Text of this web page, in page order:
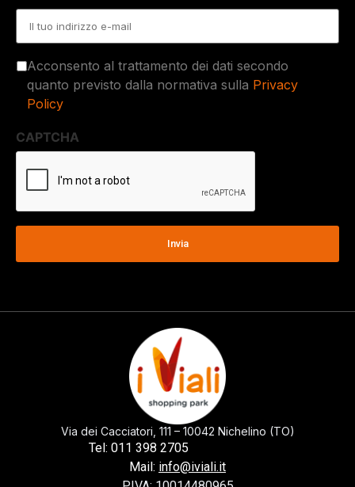
Acconsento al trattamento dei dati secondo
quanto previsto dalla normativa sulla Privacy
Policy
CAPTCHA
Via dei Cacciatori, 111 – 10042 Nichelino (TO)
Tel: 011 398 2705
Mail: info@iviali.it